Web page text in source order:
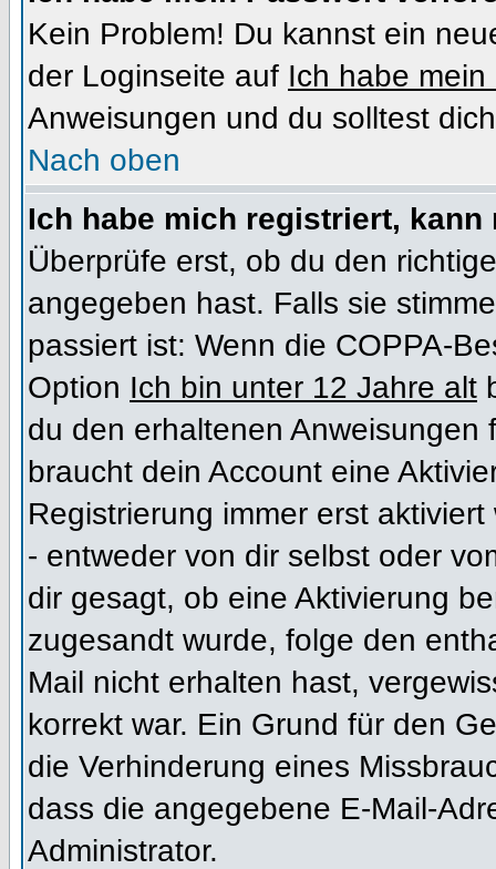
Kein Problem! Du kannst ein
der Loginseite auf Ich habe
Anweisungen und du solltest
Nach oben
Ich habe mich registriert,
Überprüfe erst, ob du den
angegeben hast. Falls sie
passiert ist: Wenn die COPPA-
Option Ich bin unter 12 Jahre alt
du den erhaltenen
braucht dein Account eine
Registrierung immer erst
- entweder von dir selbst oder
dir gesagt, ob eine Aktivierung
zugesandt wurde, folge den
Mail nicht erhalten hast,
korrekt war. Ein Grund für den
die Verhinderung eines
dass die angegebene E-Mail-
Administrator.